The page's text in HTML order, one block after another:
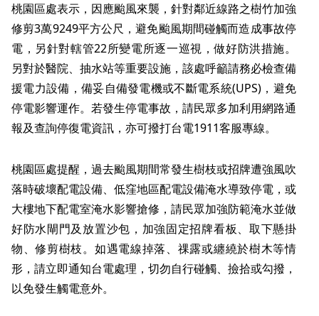
桃園區處表示，因應颱風來襲，針對鄰近線路之樹竹加強
修剪3萬9249平方公尺，避免颱風期間碰觸而造成事故停
電，另針對轄管22所變電所逐一巡視，做好防洪措施。
另對於醫院、抽水站等重要設施，該處呼籲請務必檢查備
援電力設備，備妥自備發電機或不斷電系統(UPS)，避免
停電影響運作。若發生停電事故，請民眾多加利用網路通
報及查詢停復電資訊，亦可撥打台電1911客服專線。
桃園區處提醒，過去颱風期間常發生樹枝或招牌遭強風吹
落時破壞配電設備、低窪地區配電設備淹水導致停電，或
大樓地下配電室淹水影響搶修，請民眾加強防範淹水並做
好防水閘門及放置沙包，加強固定招牌看板、取下懸掛
物、修剪樹枝。如遇電線掉落、祼露或纏繞於樹木等情
形，請立即通知台電處理，切勿自行碰觸、撿拾或勾撥，
以免發生觸電意外。